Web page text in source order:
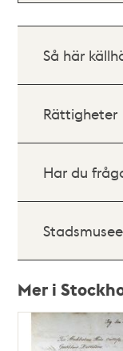
Så här
Rättigheter
Har du
Mer i
Relaterade
poster